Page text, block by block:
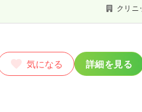
クリニ
気になる 詳細を見る